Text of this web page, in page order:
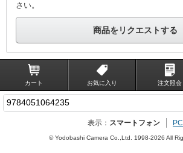
さい。
商品をリクエストする
カート お気に入り 注文照会
表示： スマートフォン PC
© Yodobashi Camera Co.,Ltd. 1998-2026 All